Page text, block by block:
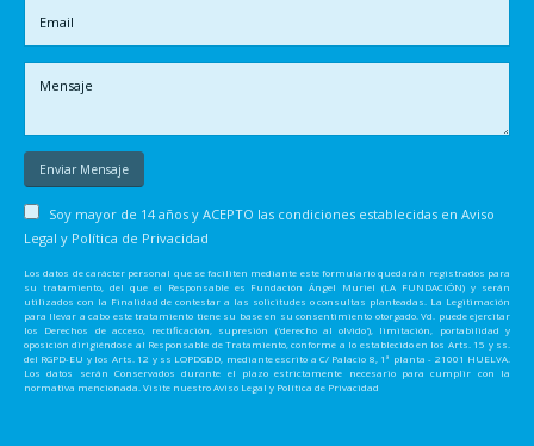
Soy mayor de 14 años y ACEPTO las condiciones establecidas en Aviso
Legal y Política de Privacidad
Los datos de carácter personal que se faciliten mediante este formulario quedarán registrados para
su tratamiento, del que el Responsable es Fundación Ángel Muriel (LA FUNDACIÓN) y serán
utilizados con la Finalidad de contestar a las solicitudes o consultas planteadas. La Legitimación
para llevar a cabo este tratamiento tiene su base en su consentimiento otorgado. Vd. puede ejercitar
los Derechos de acceso, rectificación, supresión ('derecho al olvido'), limitación, portabilidad y
oposición dirigiéndose al Responsable de Tratamiento, conforme a lo establecido en los Arts. 15 y ss.
del RGPD-EU y los Arts. 12 y ss LOPDGDD, mediante escrito a C/ Palacio 8, 1ª planta - 21001 HUELVA.
Los datos serán Conservados durante el plazo estrictamente necesario para cumplir con la
normativa mencionada. Visite nuestro Aviso Legal y Política de Privacidad